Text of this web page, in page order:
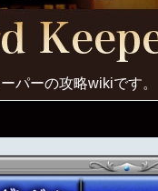
パーの攻略wikiです